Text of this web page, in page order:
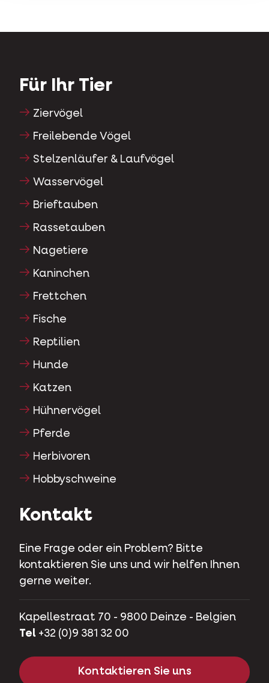
Für Ihr Tier
Ziervögel
Freilebende Vögel
Stelzenläufer & Laufvögel
Wasservögel
Brieftauben
Rassetauben
Nagetiere
Kaninchen
Frettchen
Fische
Reptilien
Hunde
Katzen
Hühnervögel
Pferde
Herbivoren
Hobbyschweine
Kontakt
Eine Frage oder ein Problem? Bitte
kontaktieren Sie uns und wir helfen Ihnen
gerne weiter.
Kapellestraat 70 - 9800 Deinze - Belgien
Tel +32 (0)9 381 32 00
Kontaktieren Sie uns